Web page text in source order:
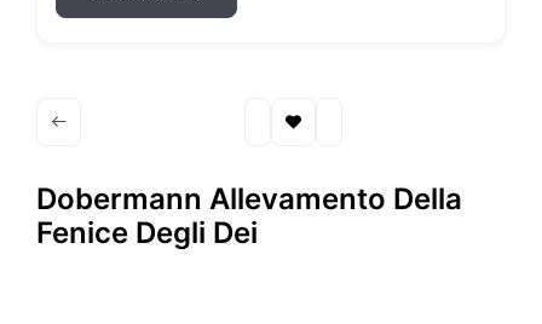
Dobermann Allevamento Della
Fenice Degli Dei